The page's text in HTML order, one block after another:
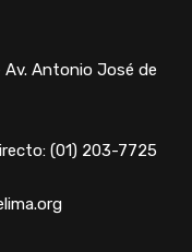
Av. Antonio José de
(01) 203-7725